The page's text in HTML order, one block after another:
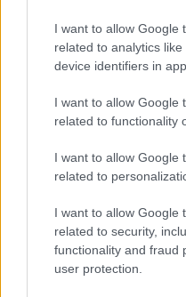
I want to allow Google
related to analytics
device identifiers in
I want to allow Google
related to functionality
I want to allow Google
related to
I want to allow Google
related to security,
functionality and fraud
user protection.